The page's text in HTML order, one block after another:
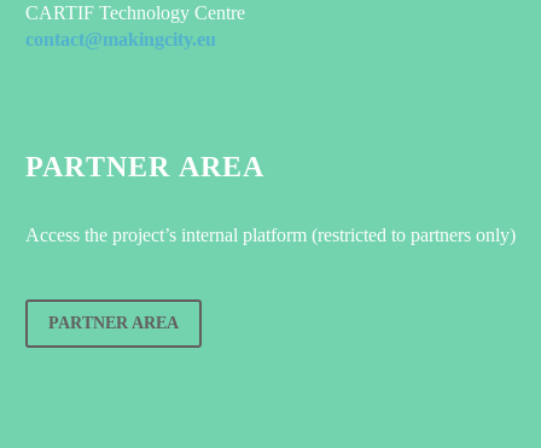
CARTIF Technology Centre
contact@makingcity.eu
PARTNER AREA
Access the project’s internal platform (restricted to partners only)
PARTNER AREA